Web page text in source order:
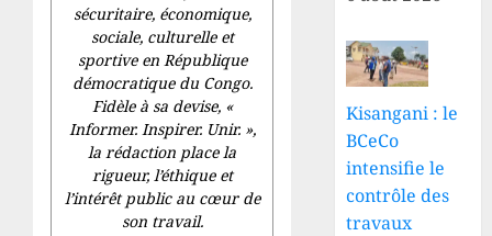
sécuritaire, économique,
sociale, culturelle et
sportive en République
démocratique du Congo.
Fidèle à sa devise, «
Informer. Inspirer. Unir.»,
la rédaction place la
rigueur, l’éthique et
l’intérêt public au cœur de
son travail.
Kisangani : le
BCeCo
intensifie le
contrôle des
travaux